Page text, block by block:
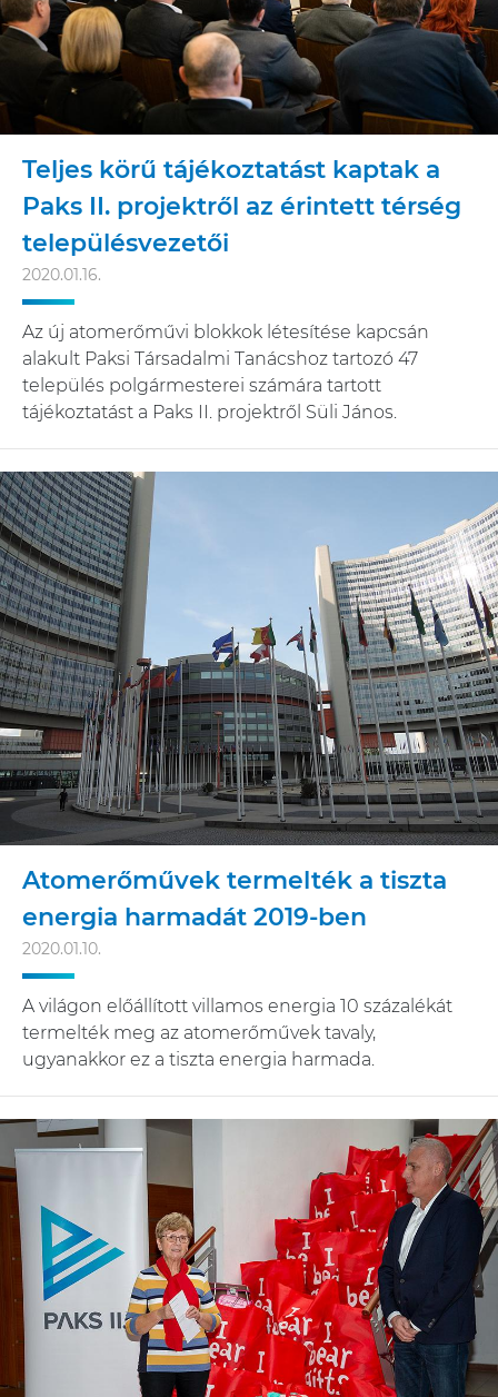
Teljes körű tájékoztatást kaptak a
Paks II. projektről az érintett térség
településvezetői
2020.01.16.
Az új atomerőművi blokkok létesítése kapcsán
alakult Paksi Társadalmi Tanácshoz tartozó 47
település polgármesterei számára tartott
tájékoztatást a Paks II. projektről Süli János.
Atomerőművek termelték a tiszta
energia harmadát 2019-ben
2020.01.10.
A világon előállított villamos energia 10 százalékát
termelték meg az atomerőművek tavaly,
ugyanakkor ez a tiszta energia harmada.